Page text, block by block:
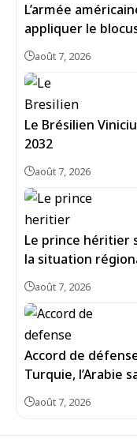
L’armée
appliquer le
août 7, 2026
Le Brésilien
2032
août 7, 2026
Le prince héritier
la situation
août 7, 2026
Accord de
Turquie, l’Arabie
août 7, 2026